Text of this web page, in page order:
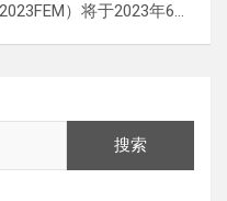
）将于2023年6…
搜索